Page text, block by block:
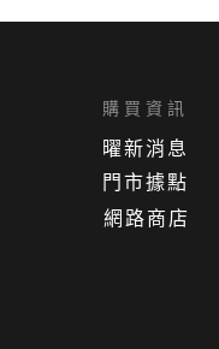
網路商店
門市據點
曜新消息
購買資訊